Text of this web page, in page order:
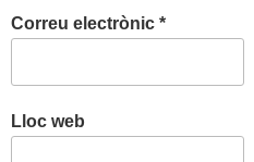
Correu electrònic *
Lloc web